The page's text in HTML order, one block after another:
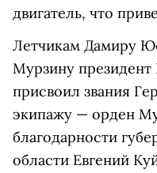
двигатель, что
Летчикам Дамиру
Мурзину
присвоил звания
экипажу — орден
благодарности
области Евгений